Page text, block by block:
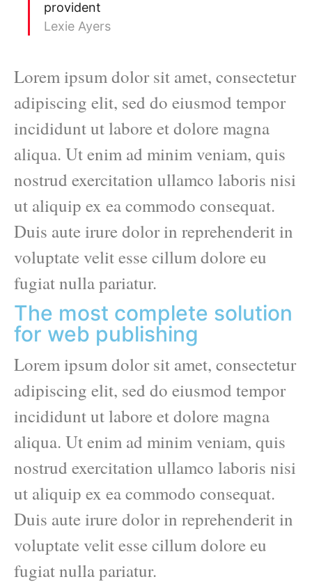
provident
Lexie Ayers
Lorem ipsum dolor sit amet, consectetur
adipiscing elit, sed do eiusmod tempor
incididunt ut labore et dolore magna
aliqua. Ut enim ad minim veniam, quis
nostrud exercitation ullamco laboris nisi
ut aliquip ex ea commodo consequat.
Duis aute irure dolor in reprehenderit in
voluptate velit esse cillum dolore eu
fugiat nulla pariatur.
The most complete solution
for web publishing
Lorem ipsum dolor sit amet, consectetur
adipiscing elit, sed do eiusmod tempor
incididunt ut labore et dolore magna
aliqua. Ut enim ad minim veniam, quis
nostrud exercitation ullamco laboris nisi
ut aliquip ex ea commodo consequat.
Duis aute irure dolor in reprehenderit in
voluptate velit esse cillum dolore eu
fugiat nulla pariatur.